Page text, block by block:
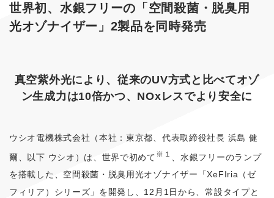
世界初、水銀フリーの「空間殺菌・脱臭用
光オゾナイザー」2製品を同時発売
真空紫外光により、従来のUV方式と比べてオゾ
ン生成力は10倍かつ、NOxレスでより安全に
ウシオ電機株式会社（本社：東京都、代表取締役社長 浜島 健
爾、以下 ウシオ）は、世界で初めて ※１
、水銀フリーのランプ
を搭載した、空間殺菌・脱臭用光オゾナイザー「XeFIria（ゼ
フィリア）シリーズ」を開発し、12月1日から、常設タイプと